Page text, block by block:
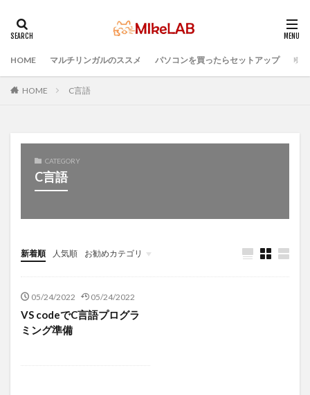
HOME マルチリンガルのススメ パソコンを買ったらセットアップ プ
HOME C言語
CATEGORY
C言語
新着順 人気順 お勧めカテゴリ
Infomation
05/24/2022
05/24/2022
VS codeでC言語プログラ
ミング準備
タグ
インストール
セキュリティ対策ソフト
IDE